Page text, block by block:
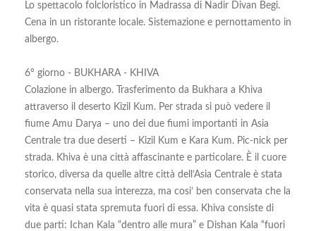
Lo spettacolo folcloristico in Madrassa di Nadir Divan Begi.
Cena in un ristorante locale. Sistemazione e pernottamento in
albergo.
6° giorno - BUKHARA - KHIVA
Colazione in albergo. Trasferimento da Bukhara a Khiva
attraverso il deserto Kizil Kum. Per strada si può vedere il
fiume Amu Darya – uno dei due fiumi importanti in Asia
Centrale tra due deserti – Kizil Kum e Kara Kum. Pic-nick per
strada. Khiva è una città affascinante e particolare. È il cuore
storico, diversa da quelle altre città dell’Asia Centrale è stata
conservata nella sua interezza, ma cosi’ ben conservata che la
vita è quasi stata spremuta fuori di essa. Khiva consiste di
due parti: Ichan Kala “dentro alle mura” e Dishan Kala “fuori